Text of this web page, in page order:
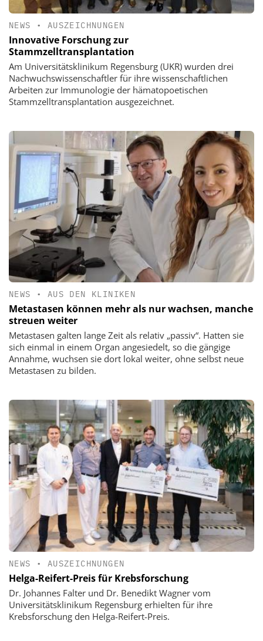
NEWS • AUSZEICHNUNGEN
Innovative Forschung zur
Stammzelltransplantation
Am Universitätsklinikum Regensburg (UKR) wurden drei
Nachwuchswissenschaftler für ihre wissenschaftlichen
Arbeiten zur Immunologie der hämatopoetischen
Stammzelltransplantation ausgezeichnet.
NEWS • AUS DEN KLINIKEN
Metastasen können mehr als nur wachsen, manche
streuen weiter
Metastasen galten lange Zeit als relativ „passiv“. Hatten sie
sich einmal in einem Organ angesiedelt, so die gängige
Annahme, wuchsen sie dort lokal weiter, ohne selbst neue
Metastasen zu bilden.
NEWS • AUSZEICHNUNGEN
Helga-Reifert-Preis für Krebsforschung
Dr. Johannes Falter und Dr. Benedikt Wagner vom
Universitätsklinikum Regensburg erhielten für ihre
Krebsforschung den Helga-Reifert-Preis.